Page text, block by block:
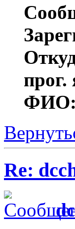
ФИО:
Re: